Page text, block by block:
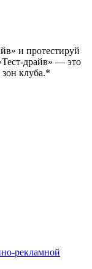
и протестируй
драйв» — это
клуба.*
рекламной